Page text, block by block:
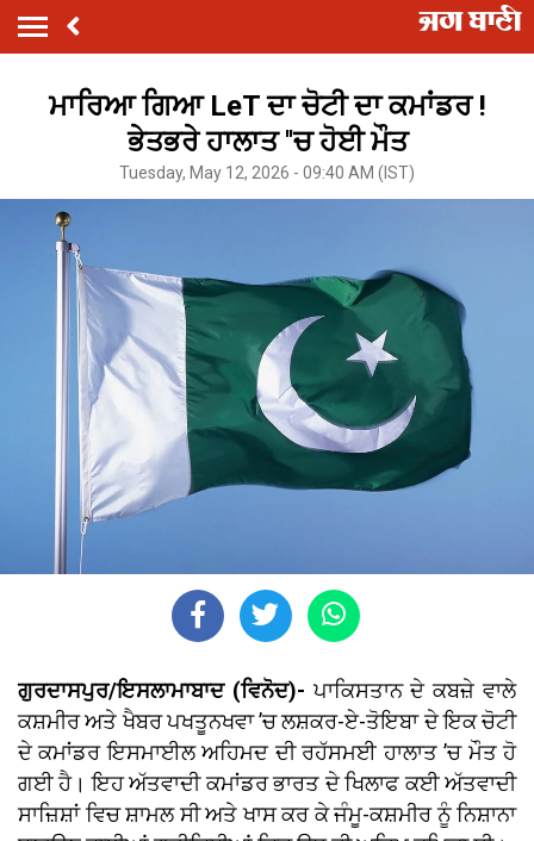
ਮਾਰਿਆ ਗਿਆ LeT ਦਾ ਚੋਟੀ ਦਾ ਕਮਾਂਡਰ !
ਭੇਤਭਰੇ ਹਾਲਾਤ ''ਚ ਹੋਈ ਮੌਤ
Tuesday, May 12, 2026 - 09:40 AM (IST)
ਗੁਰਦਾਸਪੁਰ/ਇਸਲਾਮਾਬਾਦ (ਵਿਨੋਦ)-ਪਾਕਿਸਤਾਨ ਦੇ ਕਬਜ਼ੇ ਵਾਲੇ
ਕਸ਼ਮੀਰ ਅਤੇ ਖੈਬਰ ਪਖਤੂਨਖਵਾ ’ਚ ਲਸ਼ਕਰ-ਏ-ਤੋਇਬਾ ਦੇ ਇਕ ਚੋਟੀ
ਦੇ ਕਮਾਂਡਰ ਇਸਮਾਈਲ ਅਹਿਮਦ ਦੀ ਰਹੱਸਮਈ ਹਾਲਾਤ ’ਚ ਮੌਤ ਹੋ
ਗਈ ਹੈ। ਇਹ ਅੱਤਵਾਦੀ ਕਮਾਂਡਰ ਭਾਰਤ ਦੇ ਖਿਲਾਫ ਕਈ ਅੱਤਵਾਦੀ
ਸਾਜ਼ਿਸ਼ਾਂ ਵਿਚ ਸ਼ਾਮਲ ਸੀ ਅਤੇ ਖਾਸ ਕਰ ਕੇ ਜੰਮੂ-ਕਸ਼ਮੀਰ ਨੂੰ ਨਿਸ਼ਾਨਾ